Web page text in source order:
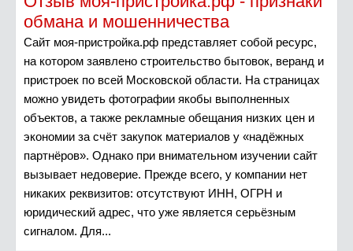
обмана и мошенничества
Сайт моя-пристройка.рф представляет собой ресурс,
на котором заявлено строительство бытовок, веранд и
пристроек по всей Московской области. На страницах
можно увидеть фотографии якобы выполненных
объектов, а также рекламные обещания низких цен и
экономии за счёт закупок материалов у «надёжных
партнёров». Однако при внимательном изучении сайт
вызывает недоверие. Прежде всего, у компании нет
никаких реквизитов: отсутствуют ИНН, ОГРН и
юридический адрес, что уже является серьёзным
сигналом. Для...